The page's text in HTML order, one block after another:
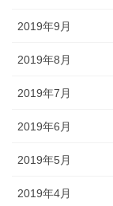
2019年9月
2019年8月
2019年7月
2019年6月
2019年5月
2019年4月